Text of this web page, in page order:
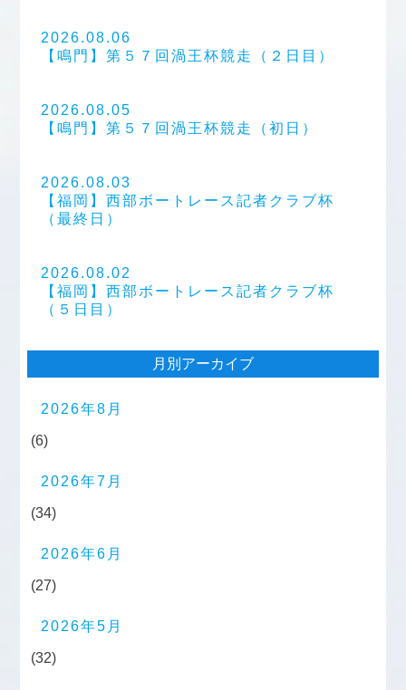
2026.08.06
【鳴門】第５７回渦王杯競走（２日目）
2026.08.05
【鳴門】第５７回渦王杯競走（初日）
2026.08.03
【福岡】西部ボートレース記者クラブ杯
（最終日）
2026.08.02
【福岡】西部ボートレース記者クラブ杯
（５日目）
月別アーカイブ
2026年8月
(6)
2026年7月
(34)
2026年6月
(27)
2026年5月
(32)